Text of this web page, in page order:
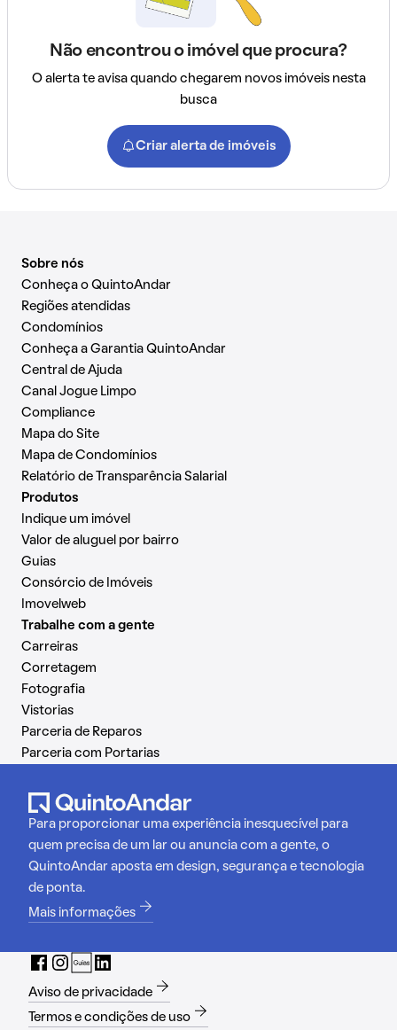
Não encontrou o imóvel que procura?
O alerta te avisa quando chegarem novos imóveis nesta
busca
Criar alerta de imóveis
Sobre nós
Conheça o QuintoAndar
Regiões atendidas
Condomínios
Conheça a Garantia QuintoAndar
Central de Ajuda
Canal Jogue Limpo
Compliance
Mapa do Site
Mapa de Condomínios
Relatório de Transparência Salarial
Produtos
Indique um imóvel
Valor de aluguel por bairro
Guias
Consórcio de Imóveis
Imovelweb
Trabalhe com a gente
Carreiras
Corretagem
Fotografia
Vistorias
Parceria de Reparos
Parceria com Portarias
Para proporcionar uma experiência inesquecível para
quem precisa de um lar ou anuncia com a gente, o
QuintoAndar aposta em design, segurança e tecnologia
de ponta.
Mais informações
Aviso de privacidade
Termos e condições de uso